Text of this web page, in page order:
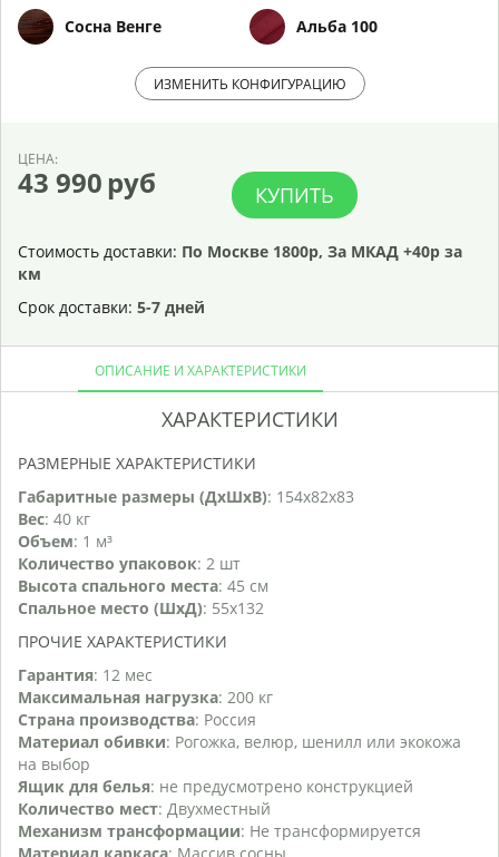
Сосна Венге Альба 100
ИЗМЕНИТЬ КОНФИГУРАЦИЮ
ЦЕНА:
43 990 руб КУПИТЬ
Стоимость доставки: По Москве 1800р, За МКАД +40р за
км
Срок доставки: 5-7 дней
ОПИСАНИЕ И ХАРАКТЕРИСТИКИ
ХАРАКТЕРИСТИКИ
РАЗМЕРНЫЕ ХАРАКТЕРИСТИКИ
Габаритные размеры (ДхШхВ): 154х82х83
Вес: 40 кг
Объем: 1 м³
Количество упаковок: 2 шт
Высота спального места: 45 см
Спальное место (ШхД): 55x132
ПРОЧИЕ ХАРАКТЕРИСТИКИ
Гарантия: 12 мес
Максимальная нагрузка: 200 кг
Страна производства: Россия
Материал обивки: Рогожка, велюр, шенилл или экокожа
на выбор
Ящик для белья: не предусмотрено конструкцией
Количество мест: Двухместный
Механизм трансформации: Не трансформируется